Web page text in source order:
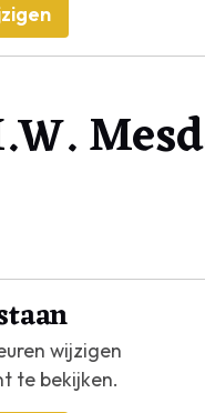
wijzigen
te bekijken.